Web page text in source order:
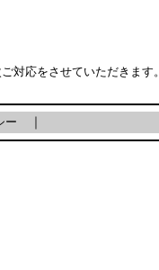
対応をさせていただきます。
ー